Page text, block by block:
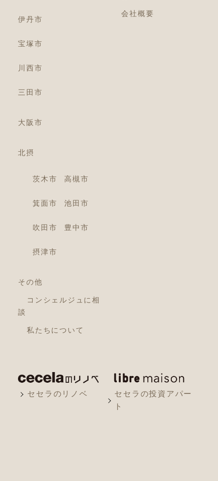
伊丹市
宝塚市
川西市
三田市
大阪市
北摂
茨木市 高槻市
箕面市 池田市
吹田市 豊中市
摂津市
その他
コンシェルジュに相
談
私たちについて
会社概要
セセラのリノベ
セセラの投資アパー
ト